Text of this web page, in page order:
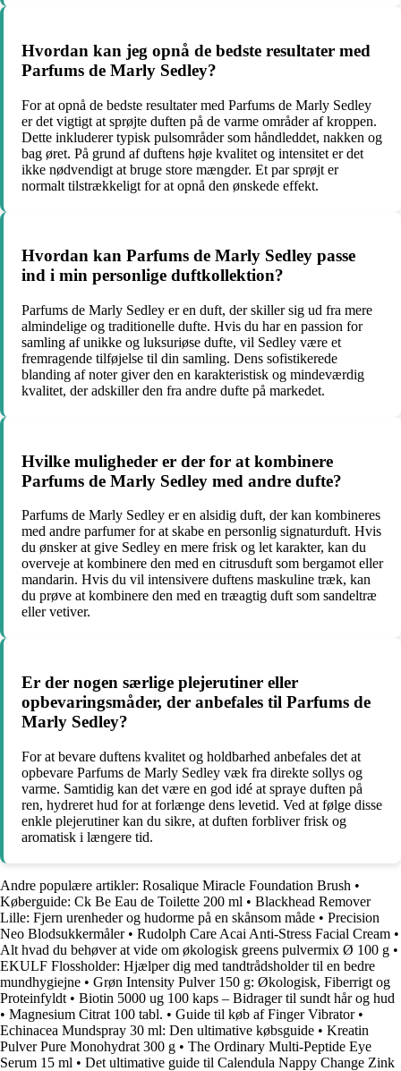
Hvordan kan jeg opnå de bedste resultater med
Parfums de Marly Sedley?
For at opnå de bedste resultater med Parfums de Marly Sedley
er det vigtigt at sprøjte duften på de varme områder af kroppen.
Dette inkluderer typisk pulsområder som håndleddet, nakken og
bag øret. På grund af duftens høje kvalitet og intensitet er det
ikke nødvendigt at bruge store mængder. Et par sprøjt er
normalt tilstrækkeligt for at opnå den ønskede effekt.
Hvordan kan Parfums de Marly Sedley passe
ind i min personlige duftkollektion?
Parfums de Marly Sedley er en duft, der skiller sig ud fra mere
almindelige og traditionelle dufte. Hvis du har en passion for
samling af unikke og luksuriøse dufte, vil Sedley være et
fremragende tilføjelse til din samling. Dens sofistikerede
blanding af noter giver den en karakteristisk og mindeværdig
kvalitet, der adskiller den fra andre dufte på markedet.
Hvilke muligheder er der for at kombinere
Parfums de Marly Sedley med andre dufte?
Parfums de Marly Sedley er en alsidig duft, der kan kombineres
med andre parfumer for at skabe en personlig signaturduft. Hvis
du ønsker at give Sedley en mere frisk og let karakter, kan du
overveje at kombinere den med en citrusduft som bergamot eller
mandarin. Hvis du vil intensivere duftens maskuline træk, kan
du prøve at kombinere den med en træagtig duft som sandeltræ
eller vetiver.
Er der nogen særlige plejerutiner eller
opbevaringsmåder, der anbefales til Parfums de
Marly Sedley?
For at bevare duftens kvalitet og holdbarhed anbefales det at
opbevare Parfums de Marly Sedley væk fra direkte sollys og
varme. Samtidig kan det være en god idé at spraye duften på
ren, hydreret hud for at forlænge dens levetid. Ved at følge disse
enkle plejerutiner kan du sikre, at duften forbliver frisk og
aromatisk i længere tid.
Andre populære artikler: Rosalique Miracle Foundation Brush •
Køberguide: Ck Be Eau de Toilette 200 ml • Blackhead Remover
Lille: Fjern urenheder og hudorme på en skånsom måde • Precision
Neo Blodsukkermåler• Rudolph Care Acai Anti-Stress Facial Cream •
Alt hvad du behøver at vide om økologisk greens pulvermix Ø 100 g •
EKULF Flossholder: Hjælper dig med tandtrådsholder til en bedre
mundhygiejne • Grøn Intensity Pulver 150 g: Økologisk, Fiberrigt og
Proteinfyldt • Biotin 5000 ug 100 kaps – Bidrager til sundt hår og hud
• Magnesium Citrat 100 tabl. • Guide til køb af Finger Vibrator•
Echinacea Mundspray 30 ml: Den ultimative købsguide • Kreatin
Pulver Pure Monohydrat 300 g • The Ordinary Multi-Peptide Eye
Serum 15 ml • Det ultimative guide til Calendula Nappy Change Zink